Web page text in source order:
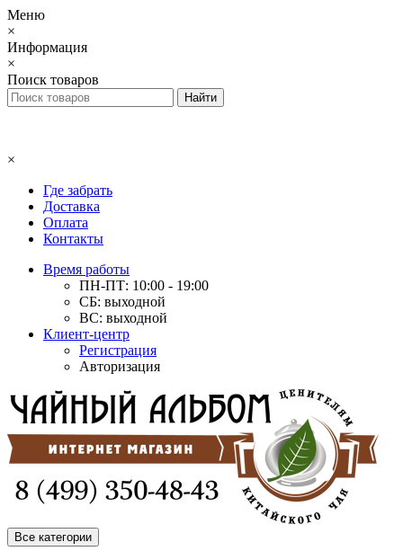
Меню
×
Информация
×
Поиск товаров
×
Где забрать
Доставка
Оплата
Контакты
Время работы
ПН-ПТ: 10:00 - 19:00
СБ: выходной
ВС: выходной
Клиент-центр
Регистрация
Авторизация
Все категории